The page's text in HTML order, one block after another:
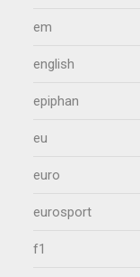
em
english
epiphan
eu
euro
eurosport
f1